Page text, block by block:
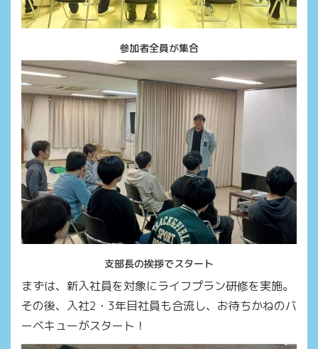
参加者全員が集合
支部長の挨拶でスタート
まずは、新入社員を対象にライフプラン研修を実施。
その後、入社2・3年目社員も合流し、お待ちかねのバ
ーベキューがスタート！